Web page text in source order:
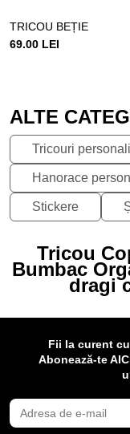
TRICOU BEȚIE
69.00 LEI
ALTE
Tricouri
Hanorace
Stickere
Tricou
Bumbac
dragi
Fii la curent
Abonează-te